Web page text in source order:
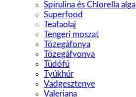
Spirulina és Chlorella alga
Superfood
Teafaolaj
Tengeri moszat
Tőzegáfonya
Tőzegáfyonya
Tüdőfű
Tyúkhúr
Vadgesztenye
Valeriana